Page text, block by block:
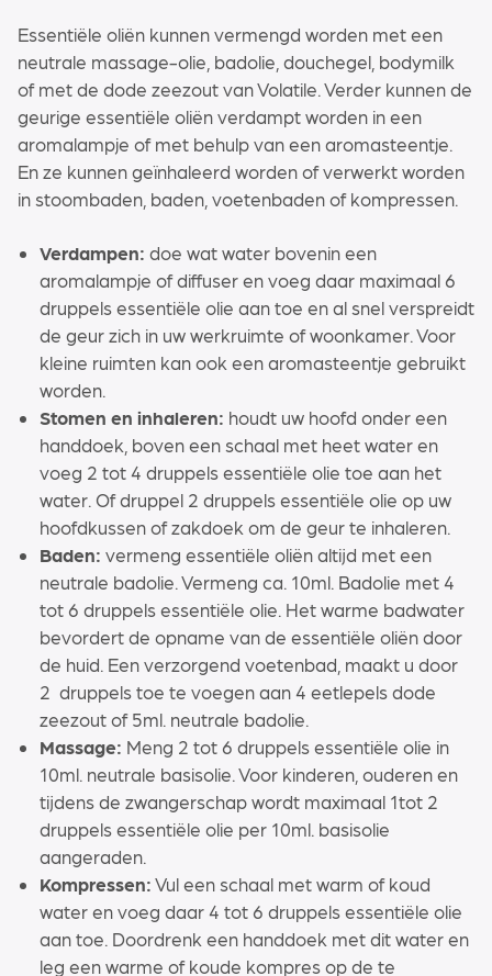
Essentiële oliën kunnen vermengd worden met een
neutrale massage-olie, badolie, douchegel, bodymilk
of met de dode zeezout van Volatile. Verder kunnen de
geurige essentiële oliën verdampt worden in een
aromalampje of met behulp van een aromasteentje.
En ze kunnen geïnhaleerd worden of verwerkt worden
in stoombaden, baden, voetenbaden of kompressen.
Verdampen: doe wat water bovenin een
aromalampje of diffuser en voeg daar maximaal 6
druppels essentiële olie aan toe en al snel verspreidt
de geur zich in uw werkruimte of woonkamer. Voor
kleine ruimten kan ook een aromasteentje gebruikt
worden.
Stomen en inhaleren: houdt uw hoofd onder een
handdoek, boven een schaal met heet water en
voeg 2 tot 4 druppels essentiële olie toe aan het
water. Of druppel 2 druppels essentiële olie op uw
hoofdkussen of zakdoek om de geur te inhaleren.
Baden: vermeng essentiële oliën altijd met een
neutrale badolie. Vermeng ca. 10ml. Badolie met 4
tot 6 druppels essentiële olie. Het warme badwater
bevordert de opname van de essentiële oliën door
de huid. Een verzorgend voetenbad, maakt u door
2 druppels toe te voegen aan 4 eetlepels dode
zeezout of 5ml. neutrale badolie.
Massage: Meng 2 tot 6 druppels essentiële olie in
10ml. neutrale basisolie. Voor kinderen, ouderen en
tijdens de zwangerschap wordt maximaal 1tot 2
druppels essentiële olie per 10ml. basisolie
aangeraden.
Kompressen: Vul een schaal met warm of koud
water en voeg daar 4 tot 6 druppels essentiële olie
aan toe. Doordrenk een handdoek met dit water en
leg een warme of koude kompres op de te